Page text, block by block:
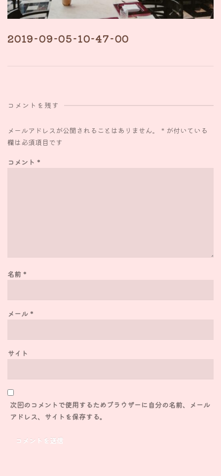
2019-09-05-10-47-00
コメントを残す
メールアドレスが公開されることはありません。 * が付いている
欄は必須項目です
コメント *
名前 *
メール *
サイト
次回のコメントで使用するためブラウザーに自分の名前、メール
アドレス、サイトを保存する。